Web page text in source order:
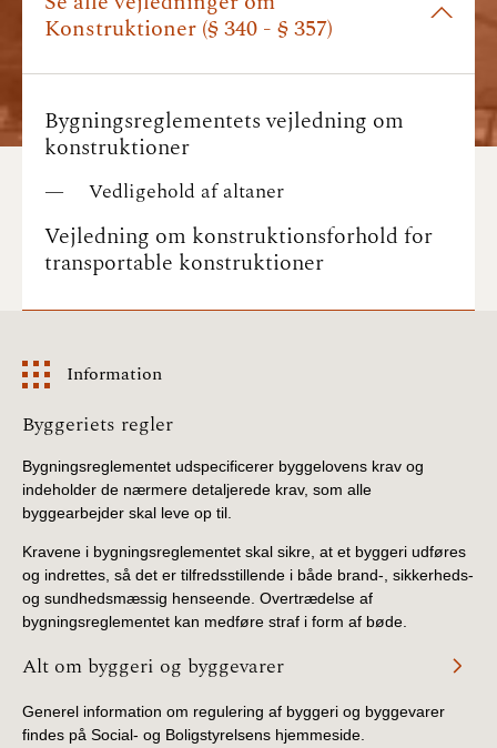
BR18 (1/1- 30/06
BR18 (1/1- 31/12
2023)
BR18 (17/9 - 31/12
BR18 (1/7 - 16/9
2022)
BR18 (29/6 - 31/12
2021)
BR18 (1/7-31/12
2020)
BR18 (10/3-30/6
2020)
BR18 (1/1-9/3 2020)
Konstruktioner (§ 340 - § 357)
Bygningsreglementets vejledning om
konstruktioner
Vedligehold af altaner
Vejledning om konstruktionsforhold for
transportable konstruktioner
Information
Information
Byggeriets regler
Bygningsreglementet udspecificerer byggelovens krav og
indeholder de nærmere detaljerede krav, som alle
byggearbejder skal leve op til.
Kravene i bygningsreglementet skal sikre, at et byggeri udføres
og indrettes, så det er tilfredsstillende i både brand-, sikkerheds-
og sundhedsmæssig henseende. Overtrædelse af
bygningsreglementet kan medføre straf i form af bøde.
Alt om byggeri og byggevarer
Generel information om regulering af byggeri og byggevarer
findes på Social- og Boligstyrelsens hjemmeside.